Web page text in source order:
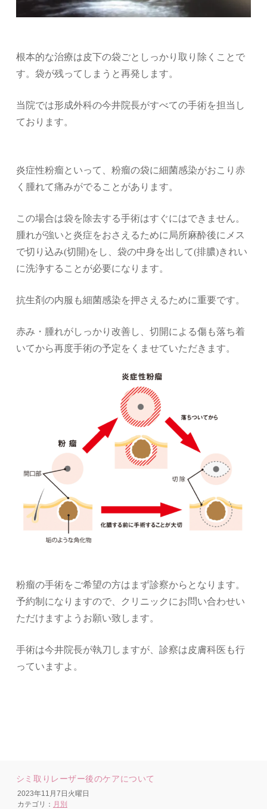
根本的な治療は皮下の袋ごとしっかり取り除くことで
す。袋が残ってしまうと再発します。
当院では形成外科の今井院長がすべての手術を担当し
ております。
炎症性粉瘤といって、粉瘤の袋に細菌感染がおこり赤
く腫れて痛みがでることがあります。
この場合は袋を除去する手術はすぐにはできません。
腫れが強いと炎症をおさえるために局所麻酔後にメス
で切り込み(切開)をし、袋の中身を出して(排膿)きれい
に洗浄することが必要になります。
抗生剤の内服も細菌感染を押さえるために重要です。
赤み・腫れがしっかり改善し、切開による傷も落ち着
いてから再度手術の予定をくませていただきます。
粉瘤の手術をご希望の方はまず診察からとなります。
予約制になりますので、クリニックにお問い合わせい
ただけますようお願い致します。
手術は今井院長が執刀しますが、診察は皮膚科医も行
っていますよ。
シミ取りレーザー後のケアについて
2023年11月7日火曜日
カテゴリ： 月別